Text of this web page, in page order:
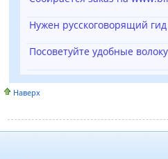
Нужен русскоговорящий
Посоветуйте удобные
Наверх